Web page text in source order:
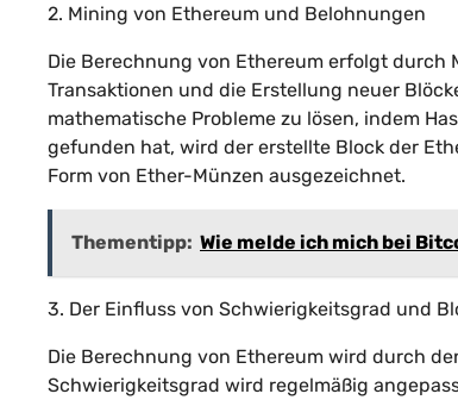
2. Mining von Ethereum und Belohnungen
Die Berechnung von Ethereum erfolgt durch
Transaktionen und die Erstellung neuer
mathematische Probleme zu lösen, indem
gefunden hat, wird der erstellte Block der
Form von Ether-Münzen ausgezeichnet.
Thementipp: Wie melde ich mich bei
3. Der Einfluss von Schwierigkeitsgrad und
Die Berechnung von Ethereum wird durch
Schwierigkeitsgrad wird regelmäßig